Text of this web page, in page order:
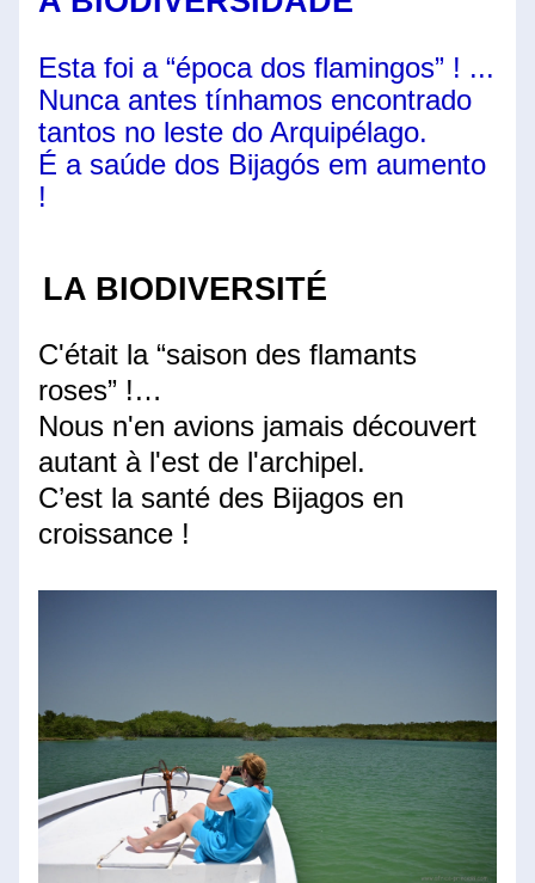
Esta foi a “época dos flamingos” ! ...
Nunca antes tínhamos encontrado
tantos no leste do Arquipélago.
É a saúde dos Bijagós em aumento
!
LA BIODIVERSITÉ
C'était la “saison des flamants
roses” !…
Nous n'en avions jamais découvert
autant à l'est de l'archipel.
C’est la santé des Bijagos en
croissance !